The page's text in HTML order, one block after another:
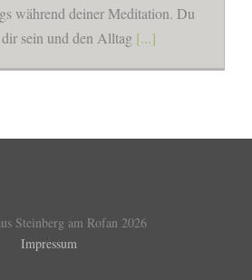
während deiner Meditation. Du
sein und den Alltag [...]
Steinberg am Rofan 2026
Impressum